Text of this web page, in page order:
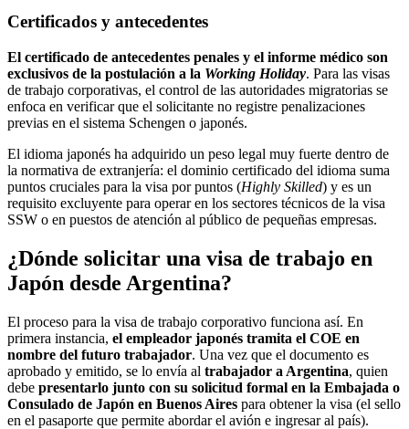
Certificados y antecedentes
El certificado de antecedentes penales y el informe médico son
exclusivos de la postulación a la Working Holiday. Para las visas
de trabajo corporativas, el control de las autoridades migratorias se
enfoca en verificar que el solicitante no registre penalizaciones
previas en el sistema Schengen o japonés.
El idioma japonés ha adquirido un peso legal muy fuerte dentro de
la normativa de extranjería: el dominio certificado del idioma suma
puntos cruciales para la visa por puntos (Highly Skilled) y es un
requisito excluyente para operar en los sectores técnicos de la visa
SSW o en puestos de atención al público de pequeñas empresas.
¿Dónde solicitar una visa de trabajo en
Japón desde Argentina?
El proceso para la visa de trabajo corporativo funciona así. En
primera instancia, el empleador japonés tramita el COE en
nombre del futuro trabajador. Una vez que el documento es
aprobado y emitido, se lo envía al trabajador a Argentina, quien
debe presentarlo junto con su solicitud formal en la Embajada o
Consulado de Japón en Buenos Aires para obtener la visa (el sello
en el pasaporte que permite abordar el avión e ingresar al país).